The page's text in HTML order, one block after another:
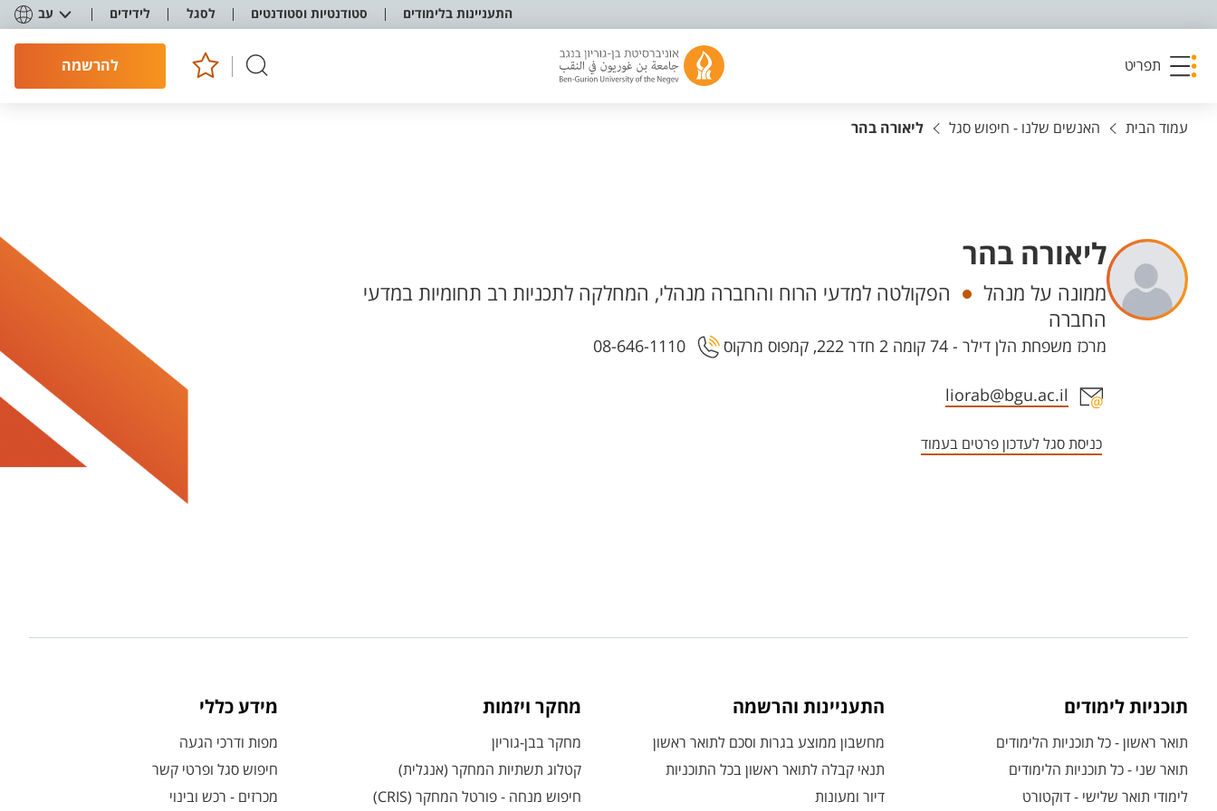
התעניינות בלימודים סטודנטיות וסטודנטים לסגל לידידים עב
תפריט להרשמה
עמוד הבית האנשים שלנו - חיפוש סגל ליאורה בהר
ליאורה בהר
יחידות
ממונה על מנהל
הפקולטה למדעי הרוח והחברה מנהלי, המחלקה לתכניות רב תחומיות במדעי
החברה
מרכז משפחת הלן דילר - 74 קומה 2 חדר 222, קמפוס מרקוס 08-646-1110
אזור צור קשר עם איש הסגל
liorab@bgu.ac.il
כניסת סגל לעדכון פרטים בעמוד
תוכניות לימודים
תואר ראשון - כל תוכניות הלימודים
תואר שני - כל תוכניות הלימודים
לימודי תואר שלישי - דוקטורט
התעניינות והרשמה
מחשבון ממוצע בגרות וסכם לתואר ראשון
תנאי קבלה לתואר ראשון בכל התוכניות
דיור ומעונות
מחקר ויזמות
מחקר בבן-גוריון
קטלוג תשתיות המחקר (אנגלית)
חיפוש מנחה - פורטל המחקר (CRIS)
מידע כללי
מפות ודרכי הגעה
חיפוש סגל ופרטי קשר
מכרזים - רכש ובינוי